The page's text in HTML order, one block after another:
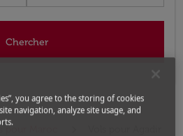
Chercher
pour Maroc
you agree to the storing of cookies
navigation, analyze site usage, and